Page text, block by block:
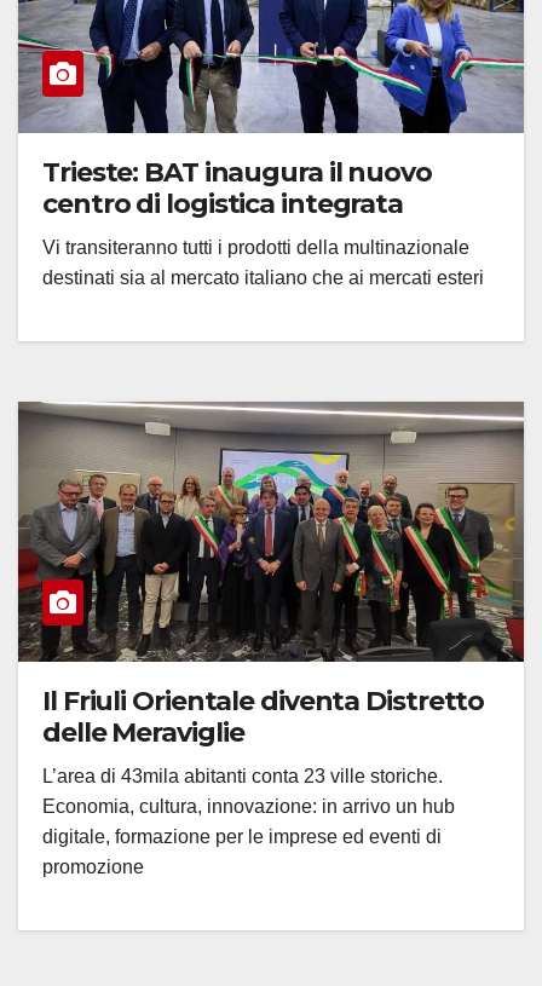
Trieste: BAT inaugura il nuovo
centro di logistica integrata
Vi transiteranno tutti i prodotti della multinazionale
destinati sia al mercato italiano che ai mercati esteri
Il Friuli Orientale diventa Distretto
delle Meraviglie
L’area di 43mila abitanti conta 23 ville storiche.
Economia, cultura, innovazione: in arrivo un hub
digitale, formazione per le imprese ed eventi di
promozione